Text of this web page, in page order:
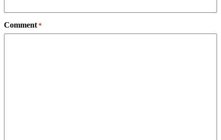
Comment *